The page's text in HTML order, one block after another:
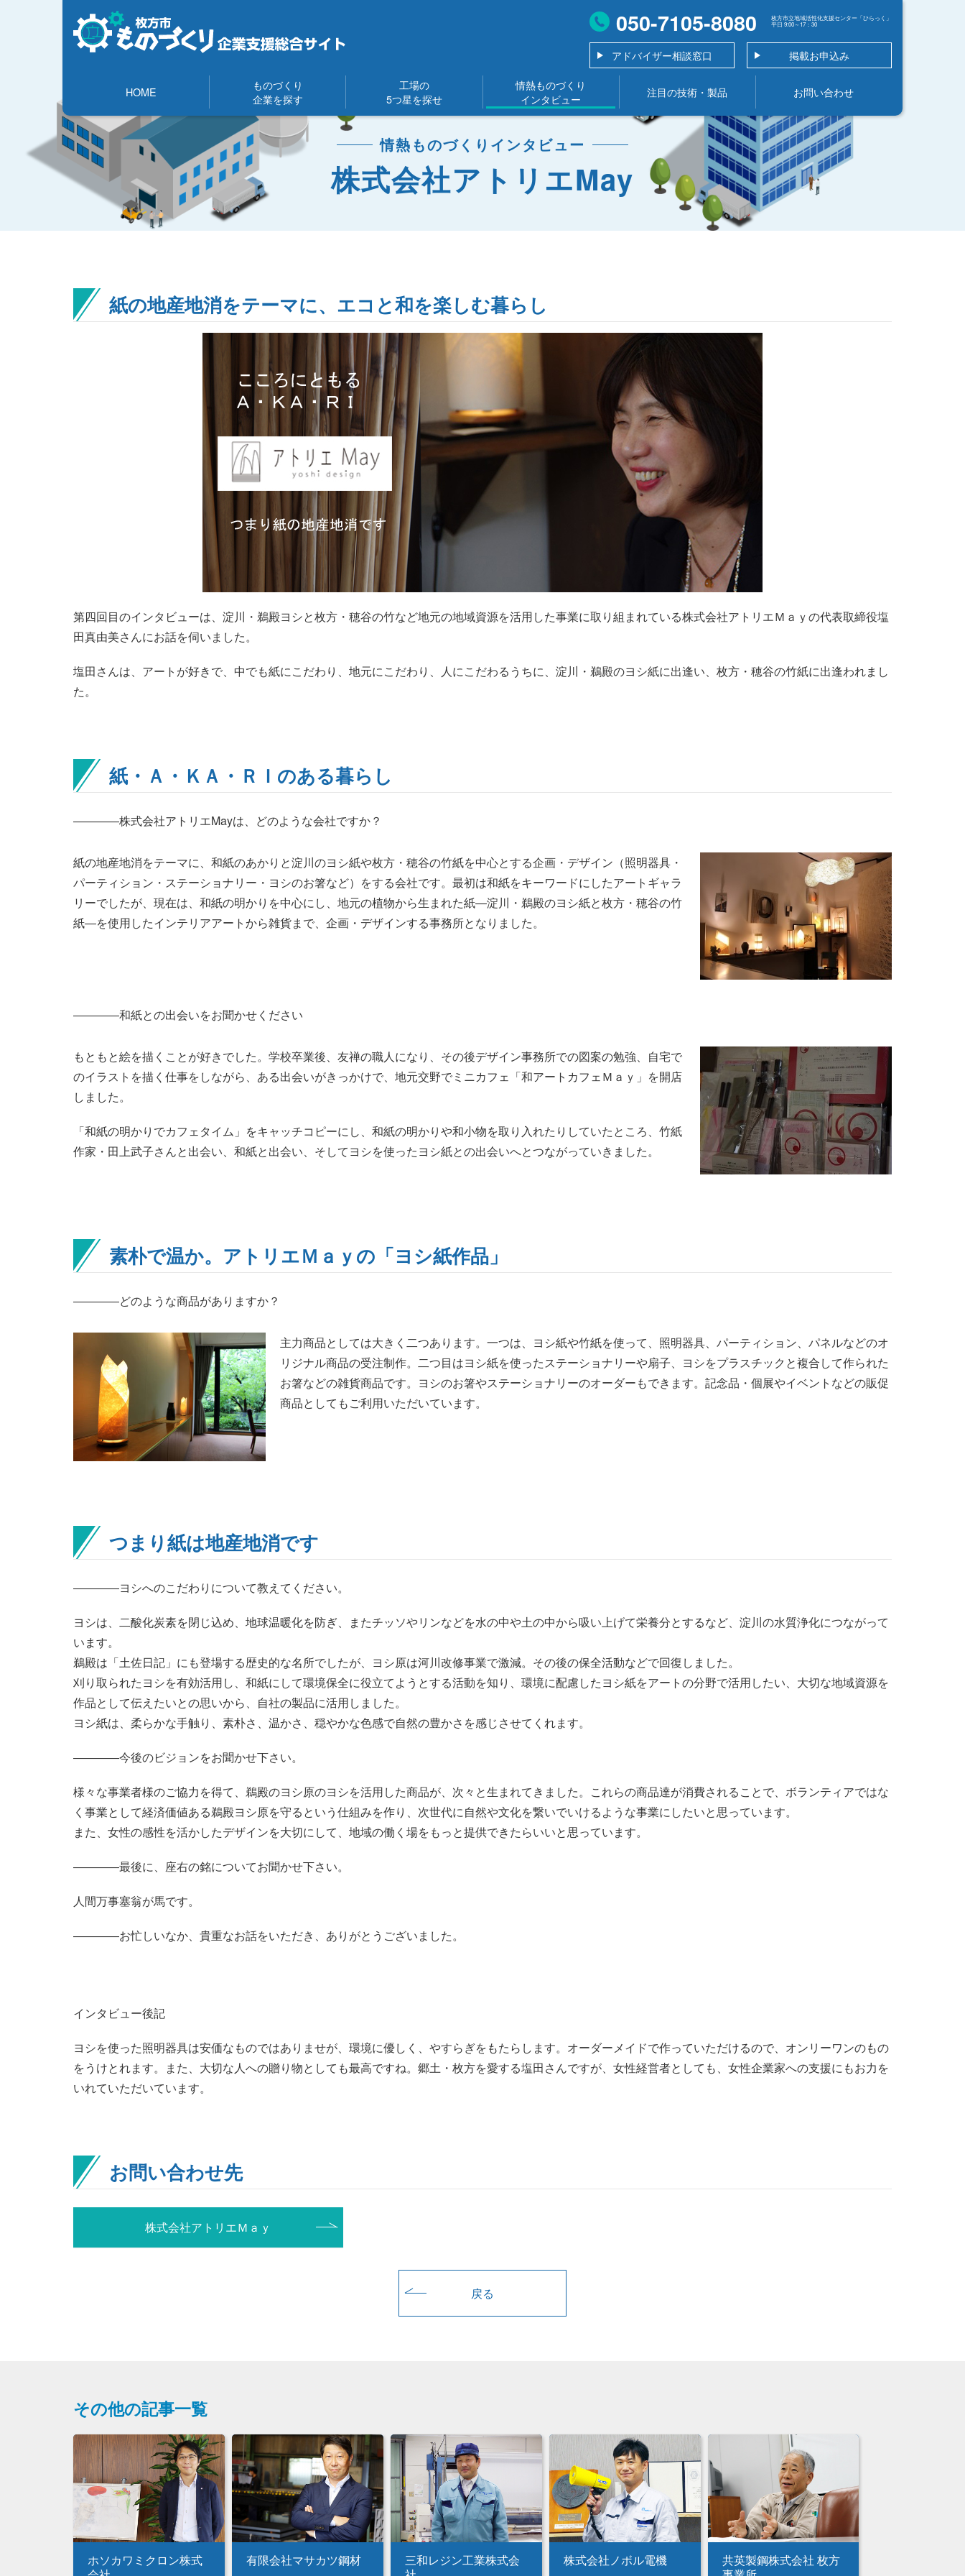
050-7105-8080
枚方市立地域活性化支援センター「ひらっく」
平日 9:00～17：30
アドバイザー相談窓口 掲載お申込み
HOME
ものづくり
企業を探す
工場の
5つ星を探せ
情熱ものづくり
インタビュー
注目の技術・製品 お問い合わせ
情熱ものづくりインタビュー
株式会社アトリエMay
紙の地産地消をテーマに、エコと和を楽しむ暮らし
第四回目のインタビューは、淀川・鵜殿ヨシと枚方・穂谷の竹など地元の地域資源を活用した事業に取り組まれている株式会社アトリエＭａｙの代表取締役塩
田真由美さんにお話を伺いました。
塩田さんは、アートが好きで、中でも紙にこだわり、地元にこだわり、人にこだわるうちに、淀川・鵜殿のヨシ紙に出逢い、枚方・穂谷の竹紙に出逢われまし
た。
紙・Ａ・ＫＡ・ＲＩのある暮らし
――――株式会社アトリエMayは、どのような会社ですか？
紙の地産地消をテーマに、和紙のあかりと淀川のヨシ紙や枚方・穂谷の竹紙を中心とする企画・デザイン（照明器具・
パーティション・ステーショナリー・ヨシのお箸など）をする会社です。最初は和紙をキーワードにしたアートギャラ
リーでしたが、現在は、和紙の明かりを中心にし、地元の植物から生まれた紙―淀川・鵜殿のヨシ紙と枚方・穂谷の竹
紙―を使用したインテリアアートから雑貨まで、企画・デザインする事務所となりました。
――――和紙との出会いをお聞かせください
もともと絵を描くことが好きでした。学校卒業後、友禅の職人になり、その後デザイン事務所での図案の勉強、自宅で
のイラストを描く仕事をしながら、ある出会いがきっかけで、地元交野でミニカフェ「和アートカフェＭａｙ」を開店
しました。
「和紙の明かりでカフェタイム」をキャッチコピーにし、和紙の明かりや和小物を取り入れたりしていたところ、竹紙
作家・田上武子さんと出会い、和紙と出会い、そしてヨシを使ったヨシ紙との出会いへとつながっていきました。
素朴で温か。アトリエＭａｙの「ヨシ紙作品」
――――どのような商品がありますか？
主力商品としては大きく二つあります。一つは、ヨシ紙や竹紙を使って、照明器具、パーティション、パネルなどのオ
リジナル商品の受注制作。二つ目はヨシ紙を使ったステーショナリーや扇子、ヨシをプラスチックと複合して作られた
お箸などの雑貨商品です。ヨシのお箸やステーショナリーのオーダーもできます。記念品・個展やイベントなどの販促
商品としてもご利用いただいています。
つまり紙は地産地消です
――――ヨシへのこだわりについて教えてください。
ヨシは、二酸化炭素を閉じ込め、地球温暖化を防ぎ、またチッソやリンなどを水の中や土の中から吸い上げて栄養分とするなど、淀川の水質浄化につながって
います。
鵜殿は「土佐日記」にも登場する歴史的な名所でしたが、ヨシ原は河川改修事業で激減。その後の保全活動などで回復しました。
刈り取られたヨシを有効活用し、和紙にして環境保全に役立てようとする活動を知り、環境に配慮したヨシ紙をアートの分野で活用したい、大切な地域資源を
作品として伝えたいとの思いから、自社の製品に活用しました。
ヨシ紙は、柔らかな手触り、素朴さ、温かさ、穏やかな色感で自然の豊かさを感じさせてくれます。
――――今後のビジョンをお聞かせ下さい。
様々な事業者様のご協力を得て、鵜殿のヨシ原のヨシを活用した商品が、次々と生まれてきました。これらの商品達が消費されることで、ボランティアではな
く事業として経済価値ある鵜殿ヨシ原を守るという仕組みを作り、次世代に自然や文化を繋いでいけるような事業にしたいと思っています。
また、女性の感性を活かしたデザインを大切にして、地域の働く場をもっと提供できたらいいと思っています。
――――最後に、座右の銘についてお聞かせ下さい。
人間万事塞翁が馬です。
――――お忙しいなか、貴重なお話をいただき、ありがとうございました。
インタビュー後記
ヨシを使った照明器具は安価なものではありませが、環境に優しく、やすらぎをもたらします。オーダーメイドで作っていただけるので、オンリーワンのもの
をうけとれます。また、大切な人への贈り物としても最高ですね。郷土・枚方を愛する塩田さんですが、女性経営者としても、女性企業家への支援にもお力を
いれていただいています。
お問い合わせ先
株式会社アトリエＭａｙ
戻る
その他の記事一覧
ホソカワミクロン株式
有限会社マサカツ鋼材
三和レジン工業株式会
株式会社ノボル電機
共英製鋼株式会社 枚方